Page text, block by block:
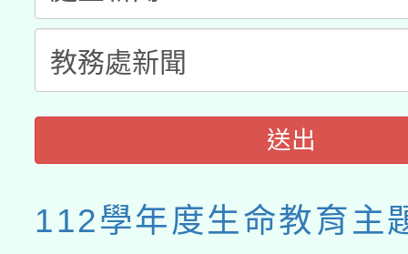
送出
112學年度生命教育主